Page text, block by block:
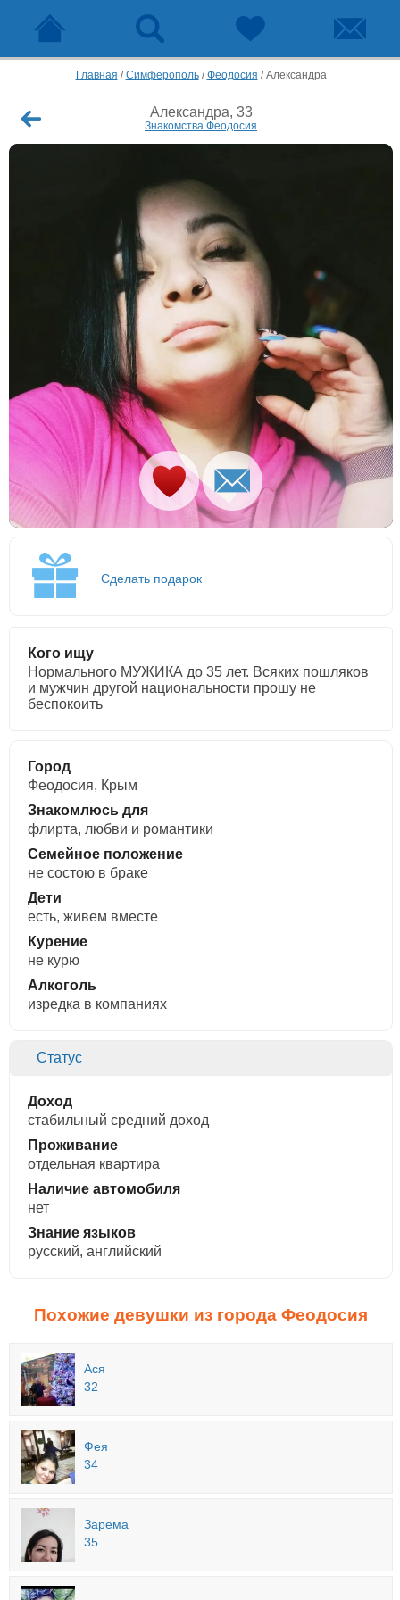
Главная /Симферополь/Феодосия /Александра
Александра, 33
Знакомства Феодосия
Сделать подарок
Кого ищу
Нормального МУЖИКА до 35 лет. Всяких пошляков
и мужчин другой национальности прошу не
беспокоить
Город
Феодосия, Крым
Знакомлюсь для
флирта, любви и романтики
Семейное положение
не состою в браке
Дети
есть, живем вместе
Курение
не курю
Алкоголь
изредка в компаниях
Статус
Доход
стабильный средний доход
Проживание
отдельная квартира
Наличие автомобиля
нет
Знание языков
русский, английский
Похожие девушки из города Феодосия
Ася
32
Фея
34
Зарема
35